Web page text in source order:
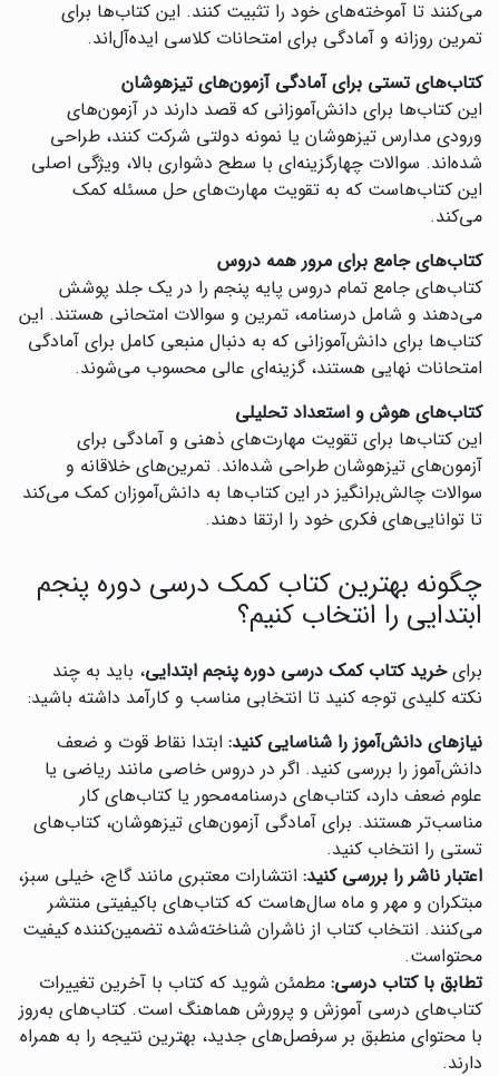
می‌کنند تا آموخته‌های خود را تثبیت کنند. این کتاب‌ها برای
تمرین روزانه و آمادگی برای امتحانات کلاسی ایده‌آل‌اند.
کتاب‌های تستی برای آمادگی آزمون‌های تیزهوشان
این کتاب‌ها برای دانش‌آموزانی که قصد دارند در آزمون‌های
ورودی مدارس تیزهوشان یا نمونه دولتی شرکت کنند، طراحی
شده‌اند. سوالات چهارگزینه‌ای با سطح دشواری بالا، ویژگی اصلی
این کتاب‌هاست که به تقویت مهارت‌های حل مسئله کمک
می‌کند.
کتاب‌های جامع برای مرور همه دروس
کتاب‌های جامع تمام دروس پایه پنجم را در یک جلد پوشش
می‌دهند و شامل درسنامه، تمرین و سوالات امتحانی هستند. این
کتاب‌ها برای دانش‌آموزانی که به دنبال منبعی کامل برای آمادگی
امتحانات نهایی هستند، گزینه‌ای عالی محسوب می‌شوند.
کتاب‌های هوش و استعداد تحلیلی
این کتاب‌ها برای تقویت مهارت‌های ذهنی و آمادگی برای
آزمون‌های تیزهوشان طراحی شده‌اند. تمرین‌های خلاقانه و
سوالات چالش‌برانگیز در این کتاب‌ها به دانش‌آموزان کمک می‌کند
تا توانایی‌های فکری خود را ارتقا دهند.
چگونه بهترین کتاب کمک درسی دوره پنجم
ابتدایی را انتخاب کنیم؟
برایخرید کتاب کمک درسی دوره پنجم ابتدایی، باید به چند
نکته کلیدی توجه کنید تا انتخابی مناسب و کارآمد داشته باشید:
نیازهای دانش‌آموز را شناسایی کنید: ابتدا نقاط قوت و ضعف
دانش‌آموز را بررسی کنید. اگر در دروس خاصی مانند ریاضی یا
علوم ضعف دارد، کتاب‌های درسنامه‌محور یا کتاب‌های کار
مناسب‌تر هستند. برای آمادگی آزمون‌های تیزهوشان، کتاب‌های
تستی را انتخاب کنید.
اعتبار ناشر را بررسی کنید: انتشارات معتبری مانند گاج، خیلی سبز،
مبتکران و مهر و ماه سال‌هاست که کتاب‌های باکیفیتی منتشر
می‌کنند. انتخاب کتاب از ناشران شناخته‌شده تضمین‌کننده کیفیت
محتواست.
تطابق با کتاب درسی: مطمئن شوید که کتاب با آخرین تغییرات
کتاب‌های درسی آموزش و پرورش هماهنگ است. کتاب‌های به‌روز
با محتوای منطبق بر سرفصل‌های جدید، بهترین نتیجه را به همراه
دارند.